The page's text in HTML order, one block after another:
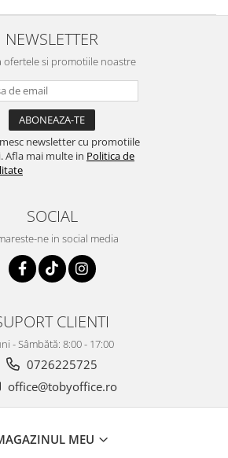
NEWSLETTER
ofertele si promotiile noastre
newsletter cu promotiile
Afla mai multe in Politica de
SOCIAL
ne in social media
CLIENTI
- Sâmbătă: 8:00 - 17:00
0726225725
office@tobyoffice.ro
MEU